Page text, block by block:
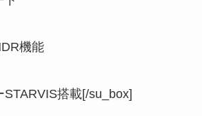
機能
STARVIS搭載[/su_box]